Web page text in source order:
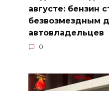
августе: бензин
безвозмездным
автовладельцев
0